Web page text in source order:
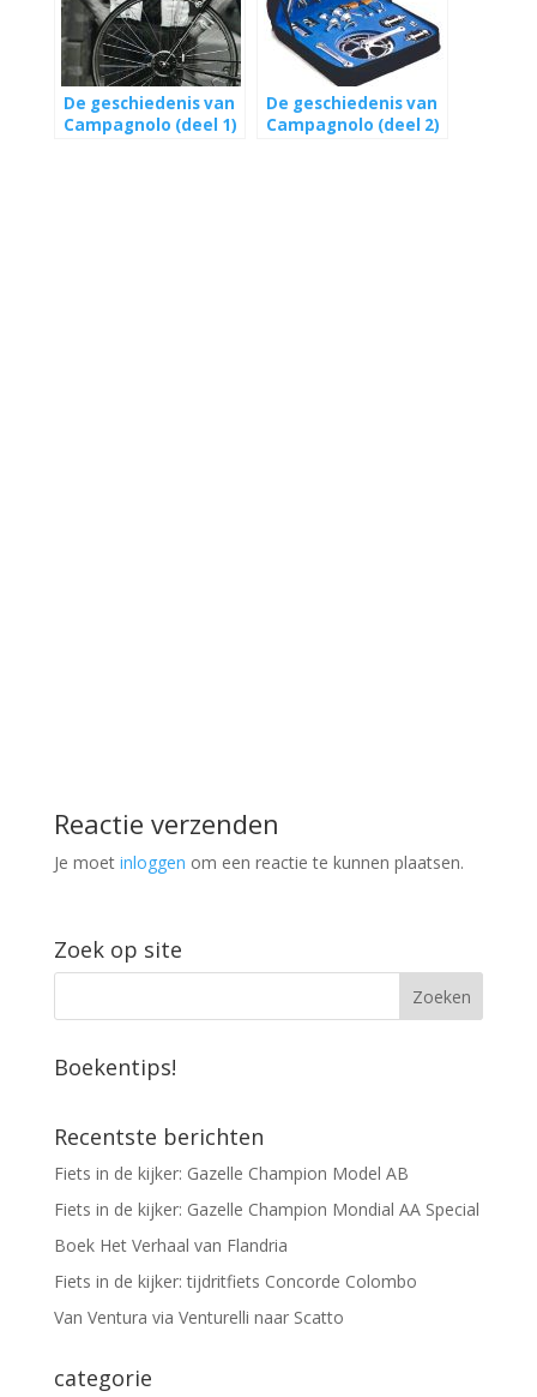
De geschiedenis van
Campagnolo (deel 1)
De geschiedenis van
Campagnolo (deel 2)
Reactie verzenden
Je moet inloggen om een reactie te kunnen plaatsen.
Zoek op site
Boekentips!
Recentste berichten
Fiets in de kijker: Gazelle Champion Model AB
Fiets in de kijker: Gazelle Champion Mondial AA Special
Boek Het Verhaal van Flandria
Fiets in de kijker: tijdritfiets Concorde Colombo
Van Ventura via Venturelli naar Scatto
categorie